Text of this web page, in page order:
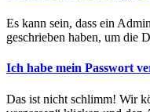
Es kann sein, dass ein
geschrieben haben, um die
Ich habe mein Passwort
Das ist nicht schlimm! Wir